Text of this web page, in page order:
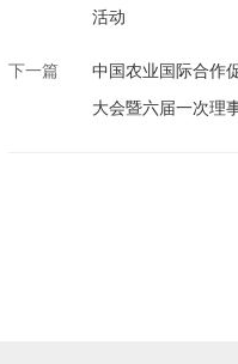
活动
下一篇 中国农业国际合作
大会暨六届一次理